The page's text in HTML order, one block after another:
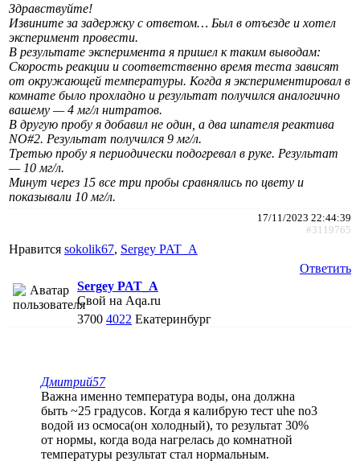
Здравствуйте!
Извините за задержку с ответом… Был в отъезде и хотел
эксперимент провести.
В результате эксперимента я пришел к таким выводам:
Скорость реакции и соответственно время теста зависят
от окружающей температуры. Когда я экспериментировал в
комнате было прохладно и результат получился аналогично
вашему — 4 мг/л нитратов.
В другую пробу я добавил не один, а два шпателя реактива
NO#2. Результат получился 9 мг/л.
Третью пробу я периодически подогревал в руке. Результат
— 10 мг/л.
Минут через 15 все три пробы сравнялись по цвету и
показывали 10 мг/л.
17/11/2023 22:44:39
#3119765
Нравится sokolik67, Sergey PAT_A
Ответить
Sergey PAT_A
Свой на Aqa.ru
3700 4022 Екатеринбург
Дмитрий57
Важна именно температура воды, она должна
быть ~25 градусов. Когда я калибрую тест uhe no3
водой из осмоса(он холодный), то результат 30%
от нормы, когда вода нагрелась до комнатной
температуры результат стал нормальным.